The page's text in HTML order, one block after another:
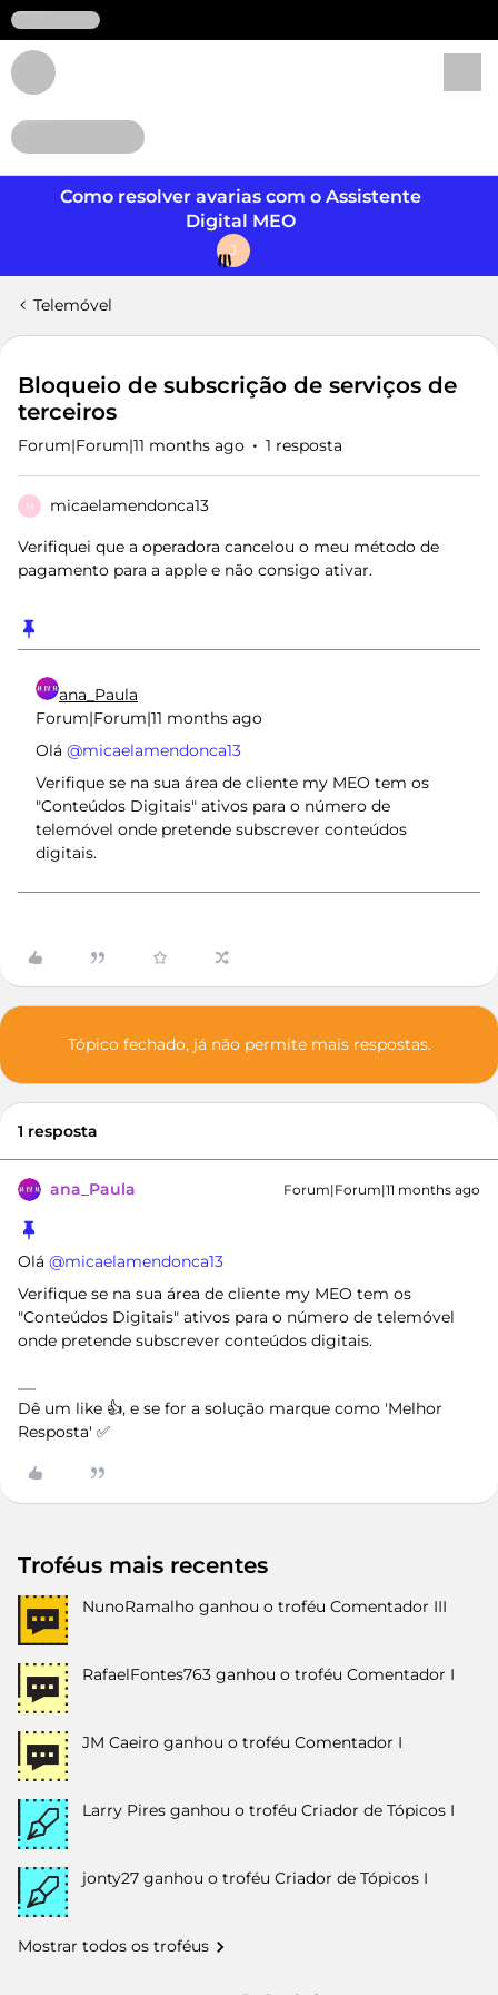
Como resolver avarias com o Assistente
Digital MEO
J
Telemóvel
Bloqueio de subscrição de serviços de
terceiros
Forum|Forum|11 months ago 1 resposta
M micaelamendonca13
Verifiquei que a operadora cancelou o meu método de
pagamento para a apple e não consigo ativar.
ana_Paula
Forum|Forum|11 months ago
Olá ​ @micaelamendonca13
Verifique se na sua área de cliente my MEO tem os
"Conteúdos Digitais" ativos para o número de
telemóvel onde pretende subscrever conteúdos
digitais.
Tópico fechado, já não permite mais respostas.
1 resposta
ana_Paula Forum|Forum|11 months ago
Olá ​ @micaelamendonca13
Verifique se na sua área de cliente my MEO tem os
"Conteúdos Digitais" ativos para o número de telemóvel
onde pretende subscrever conteúdos digitais.
Dê um like 👍, e se for a solução marque como 'Melhor
Resposta' ✅
Troféus mais recentes
NunoRamalho ganhou o troféu Comentador III
RafaelFontes763 ganhou o troféu Comentador I
JM Caeiro ganhou o troféu Comentador I
Larry Pires ganhou o troféu Criador de Tópicos I
jonty27 ganhou o troféu Criador de Tópicos I
Mostrar todos os troféus